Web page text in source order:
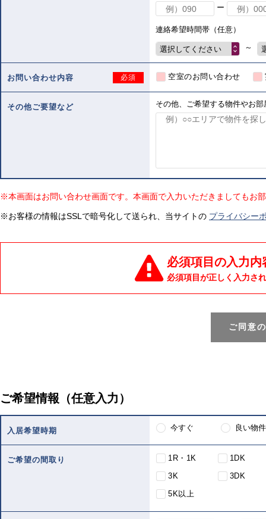
ー
連絡希望時間帯（任意）
選択してください ～
お問い合わせ内容 必須 空室のお問い合わせ
その他ご要望など その他、ご希望する物件やお
※本画面はお問い合わせ画面です。本画面で入力いただきましてもお
※お客様の情報はSSLで暗号化して送られ、当サイトの プライバシー
必須項目の入力
必須項目が正しく入力さ
ご同意
ご希望情報（任意入力）
入居希望時期 今すぐ 良い物
ご希望の間取り 1R・1K
1DK
3K
3DK
5K以上